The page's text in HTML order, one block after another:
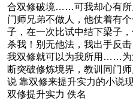
合双修破境……可我却心有所
门师兄弟不做人，他仗着有
子，在一次比试中结下梁子
杀我！别无他法，我出手反
我双修就可以为我所用……为
断突破修炼境界，教训同门
说 靠双修来提升实力的小说
双修提升实力 佚名